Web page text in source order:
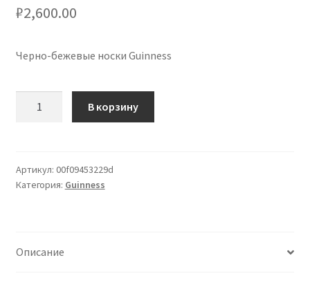
₽2,600.00
Черно-бежевые носки Guinness
Beige
Guinness
В корзину
Артикул: 00f09453229d
Категория: Guinness
Описание